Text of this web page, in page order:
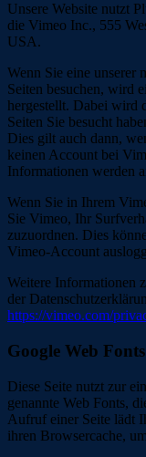
Unsere Website nutzt
die Vimeo Inc., 555
USA.
Wenn Sie eine unserer
Seiten besuchen, wird
hergestellt. Dabei wird
Seiten Sie besucht
Dies gilt auch dann,
keinen Account bei
Informationen werden
Wenn Sie in Ihrem
Sie Vimeo, Ihr
zuzuordnen. Dies
Vimeo-Account
Weitere Informationen
der
https://vimeo.com/
Google Web Fonts
Diese Seite nutzt zur
genannte Web Fonts,
Aufruf einer Seite lädt
ihren Browsercache,